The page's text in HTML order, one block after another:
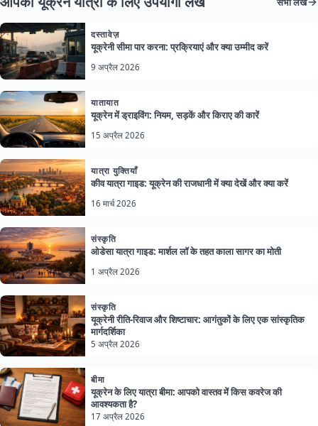
दस्तावेज़
यूक्रेनी सीमा पार करना: प्रक्रियाएं और क्या उम्मीद करें
9 अप्रैल 2026
यातायात
यूक्रेन में ड्राइविंग: नियम, सड़कें और किराए की कारें
15 अप्रैल 2026
यात्रा युक्तियाँ
कीव यात्रा गाइड: यूक्रेन की राजधानी में क्या देखें और क्या करें
16 मार्च 2026
संस्कृति
ओडेसा यात्रा गाइड: मार्शल लॉ के तहत काला सागर का मोती
1 अप्रैल 2026
संस्कृति
यूक्रेनी रीति-रिवाज और शिष्टाचार: आगंतुकों के लिए एक सांस्कृतिक
मार्गदर्शिका
5 अप्रैल 2026
बीमा
यूक्रेन के लिए यात्रा बीमा: आपको वास्तव में किस कवरेज की
आवश्यकता है?
17 अप्रैल 2026